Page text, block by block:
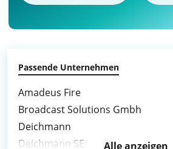
Passende Unternehmen
Amadeus Fire
Broadcast Solutions Gmbh
Deichmann
Deichmann SE
Alle anzeigen